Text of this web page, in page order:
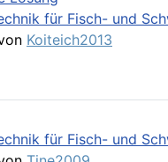
für Fisch- und
Koiteich2013
für Fisch- und